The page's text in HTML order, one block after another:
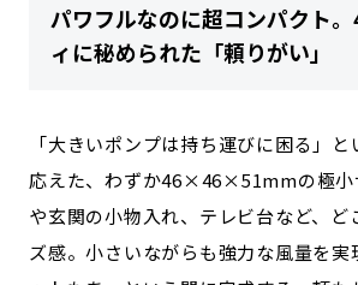
パワフルなのに超コンパクト
ィに秘められた「頼りがい」
「大きいポンプは持ち運びに困る」
応えた、わずか46×46×51mmの極小
や玄関の小物入れ、テレビ台など、ど
ズ感。小さいながらも強力な風量を実